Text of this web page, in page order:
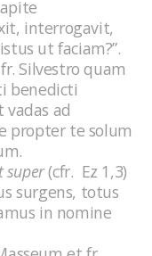
interrogavit,
ut faciam?”.
Silvestro quam
benedicti
ad
propter te solum
super(cfr. Ez 1,3)
surgens, totus
in nomine